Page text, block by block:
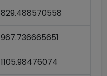
829.488570558
967.736665651
1105.98476074